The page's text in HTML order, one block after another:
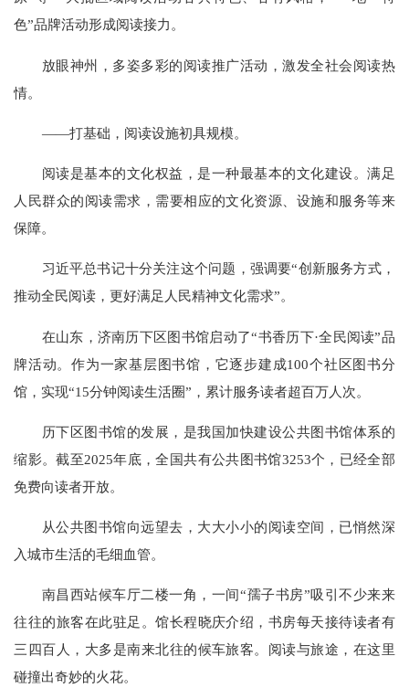
色”品牌活动形成阅读接力。
放眼神州，多姿多彩的阅读推广活动，激发全社会阅读热
情。
——打基础，阅读设施初具规模。
阅读是基本的文化权益，是一种最基本的文化建设。满足
人民群众的阅读需求，需要相应的文化资源、设施和服务等来
保障。
习近平总书记十分关注这个问题，强调要“创新服务方式，
推动全民阅读，更好满足人民精神文化需求”。
在山东，济南历下区图书馆启动了“书香历下·全民阅读”品
牌活动。作为一家基层图书馆，它逐步建成100个社区图书分
馆，实现“15分钟阅读生活圈”，累计服务读者超百万人次。
历下区图书馆的发展，是我国加快建设公共图书馆体系的
缩影。截至2025年底，全国共有公共图书馆3253个，已经全部
免费向读者开放。
从公共图书馆向远望去，大大小小的阅读空间，已悄然深
入城市生活的毛细血管。
南昌西站候车厅二楼一角，一间“孺子书房”吸引不少来来
往往的旅客在此驻足。馆长程晓庆介绍，书房每天接待读者有
三四百人，大多是南来北往的候车旅客。阅读与旅途，在这里
碰撞出奇妙的火花。